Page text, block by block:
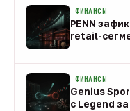
ФИНАНСЫ
PENN
retail-
ФИНАНСЫ
Genius
с Legend